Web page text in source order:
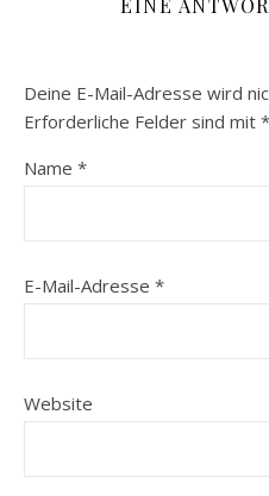
EINE
Deine E-Mail-Adresse wird
Erforderliche Felder sind mit *
Name *
E-Mail-Adresse *
Website